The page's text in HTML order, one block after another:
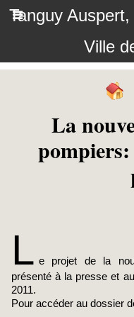
Tanguy
Ville
La
L e projet de la
présenté à la presse et
2011.
Pour accéder au dossier